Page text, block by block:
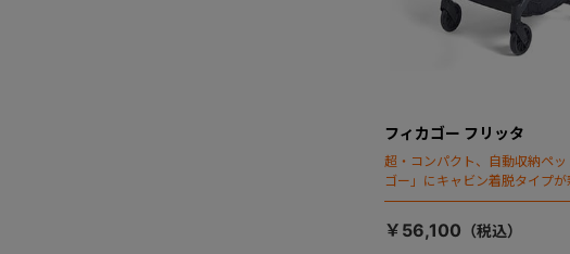
フィカゴー フリッタ
超・コンパクト、自動収納ペ
ゴー」にキャビン着脱タイプが
￥56,100